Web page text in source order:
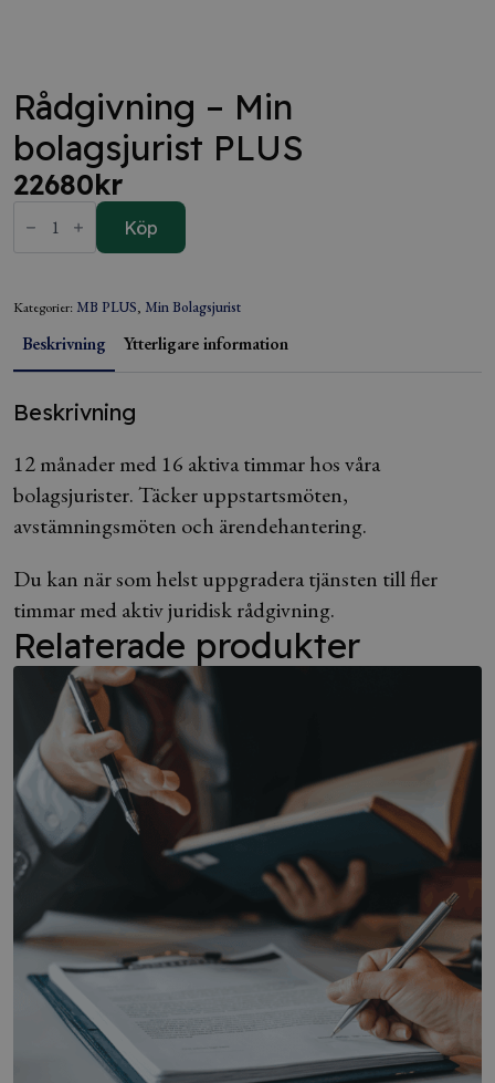
Rådgivning – Min
bolagsjurist PLUS
22680kr
Rådgivning
mängd
Köp
Kategorier: MB PLUS, Min Bolagsjurist
Beskrivning Ytterligare information
Beskrivning
12 månader med 16 aktiva timmar hos våra
bolagsjurister. Täcker uppstartsmöten,
avstämningsmöten och ärendehantering.
Du kan när som helst uppgradera tjänsten till fler
timmar med aktiv juridisk rådgivning.
Relaterade produkter